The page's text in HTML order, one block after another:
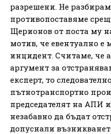
разрешени. Не
противопоставяме
Щерионов от поста му
мотив, че евентуално е
инцидент. Считаме, че
аргумент за
експерт, то
пътнотранспортно
председателят на АПИ
незабавно да бъдат
допуснали